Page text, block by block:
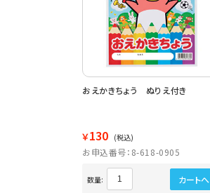
おえかきちょう ぬりえ付き
￥130 (税込)
お申込番号：8-618-0905
数量: カートへ